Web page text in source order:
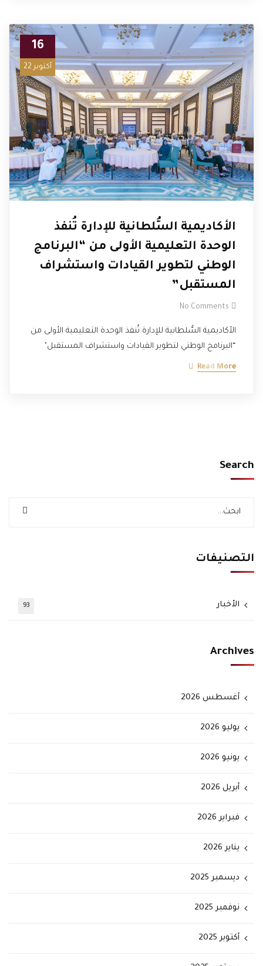
16
أكتوبر 22
الأكاديمية السُّلطانية للإدارة تُنفذ
الوحدة التعليمية الأولى من “البرنامج
الوطني لتطوير القيادات واستشراف
المستقبل”
No Comments
الأكاديمية السُّلطانية للإدارة تُنفذ الوحدة التعليمية الأولى من
“البرنامج الوطني لتطوير القيادات واستشراف المستقبل"
Read More
Search
التصنيفات
الأخبار 93
Archives
أغسطس 2026
يوليو 2026
يونيو 2026
أبريل 2026
فبراير 2026
يناير 2026
ديسمبر 2025
نوفمبر 2025
أكتوبر 2025